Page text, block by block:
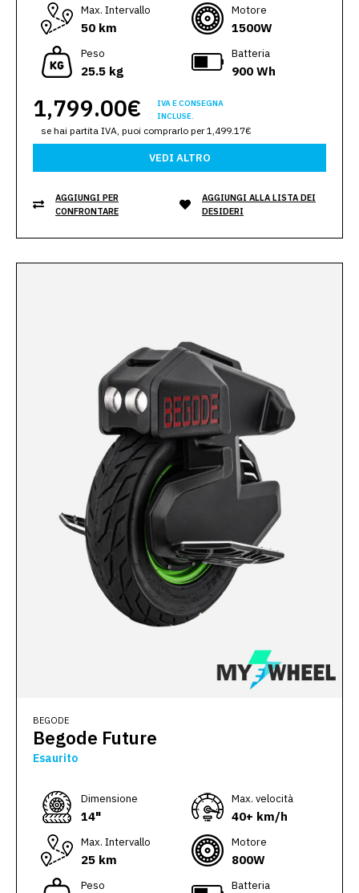
Max. Intervallo
50 km
Motore
1500W
Peso
25.5 kg
Batteria
900 Wh
1,799.00€
IVA E CONSEGNA
INCLUSE.
se hai partita IVA, puoi comprarlo per 1,499.17€
VEDI ALTRO
AGGIUNGI PER
CONFRONTARE
AGGIUNGI ALLA LISTA DEI
DESIDERI
BEGODE
Begode Future
Esaurito
Dimensione
14"
Max. velocità
40+ km/h
Max. Intervallo
25 km
Motore
800W
Peso Batteria